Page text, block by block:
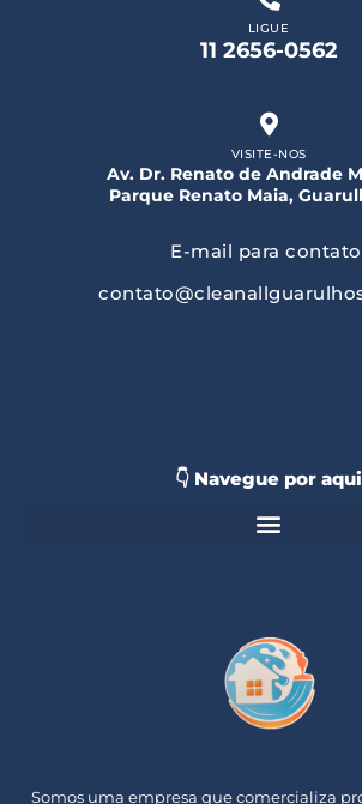
Somos uma empresa que comercializa
👇 Navegue por aqui
LIGUE
11 2656-0562
VISITE-NOS
Av. Dr. Renato de Andrade
Parque Renato Maia,
E-mail para contato